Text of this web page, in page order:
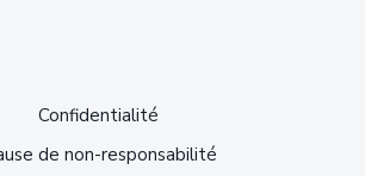
Confidentialité
de non-responsabilité